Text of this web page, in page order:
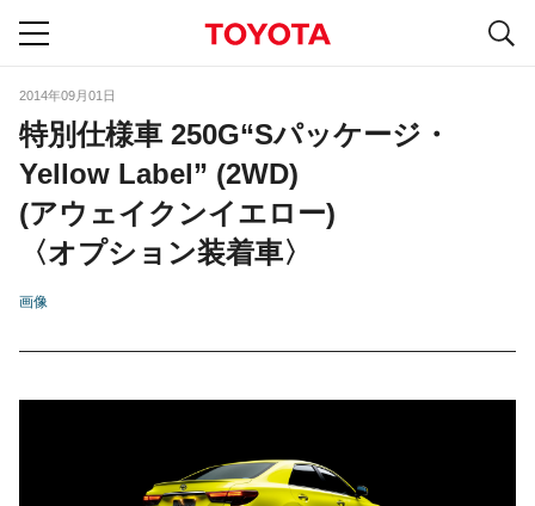
2014年09月01日
特別仕様車 250G“Sパッケージ・
Yellow Label” (2WD)
(アウェイクンイエロー)
〈オプション装着車〉
画像